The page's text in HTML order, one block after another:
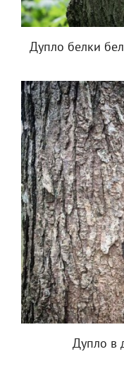
Дупло белки
Дупло в